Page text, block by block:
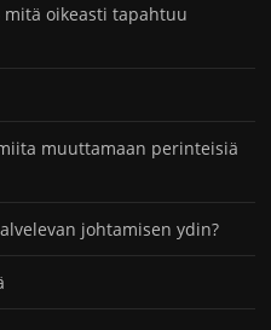
mitä oikeasti tapahtuu
muuttamaan perinteisiä
johtamisen ydin?